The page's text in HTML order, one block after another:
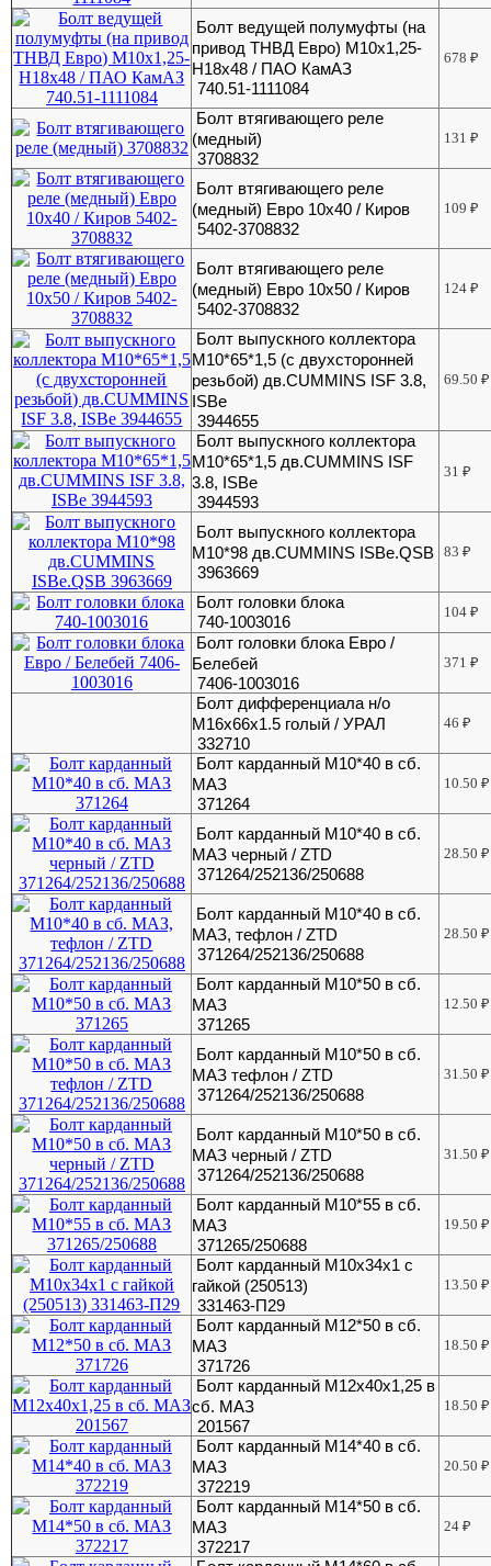
Болт ведущей полумуфты (на
привод ТНВД Евро) М10х1,25-
Н18х48 / ПАО КамАЗ
740.51-1111084
678₽
Болт втягивающего реле
(медный)
3708832
131₽
Болт втягивающего реле
(медный) Евро 10х40 / Киров
5402-3708832
109₽
Болт втягивающего реле
(медный) Евро 10х50 / Киров
5402-3708832
124₽
Болт выпускного коллектора
М10*65*1,5 (с двухсторонней
резьбой) дв.CUMMINS ISF 3.8,
ISBe
3944655
69.50₽
Болт выпускного коллектора
М10*65*1,5 дв.CUMMINS ISF
3.8, ISBe
3944593
31₽
Болт выпускного коллектора
М10*98 дв.CUMMINS ISBe.QSB
3963669
83₽
Болт головки блока
740-1003016
104₽
Болт головки блока Евро /
Белебей
7406-1003016
371₽
Болт дифференциала н/о
М16х66х1.5 голый / УРАЛ
332710
46₽
Болт карданный М10*40 в сб.
МАЗ
371264
10.50₽
Болт карданный М10*40 в сб.
МАЗ черный / ZTD
371264/252136/250688
28.50₽
Болт карданный М10*40 в сб.
МАЗ, тефлон / ZTD
371264/252136/250688
28.50₽
Болт карданный М10*50 в сб.
МАЗ
371265
12.50₽
Болт карданный М10*50 в сб.
МАЗ тефлон / ZTD
371264/252136/250688
31.50₽
Болт карданный М10*50 в сб.
МАЗ черный / ZTD
371264/252136/250688
31.50₽
Болт карданный М10*55 в сб.
МАЗ
371265/250688
19.50₽
Болт карданный М10х34х1 с
гайкой (250513)
331463-П29
13.50₽
Болт карданный М12*50 в сб.
МАЗ
371726
18.50₽
Болт карданный М12х40х1,25 в
сб. МАЗ
201567
18.50₽
Болт карданный М14*40 в сб.
МАЗ
372219
20.50₽
Болт карданный М14*50 в сб.
МАЗ
372217
24₽